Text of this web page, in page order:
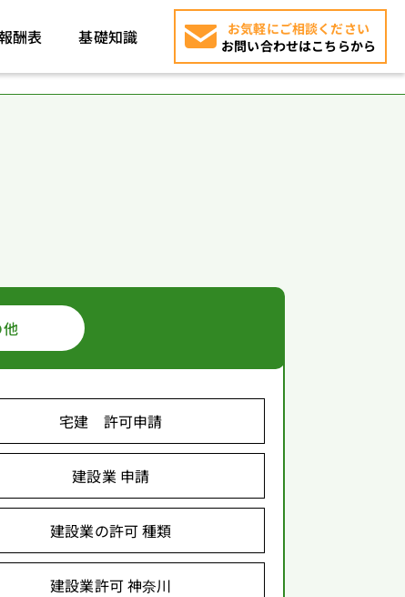
酬表 基礎知識
お気軽にご相談ください
お問い合わせはこちらから
宅建 許可申請
建設業 申請
建設業の許可 種類
建設業許可 神奈川